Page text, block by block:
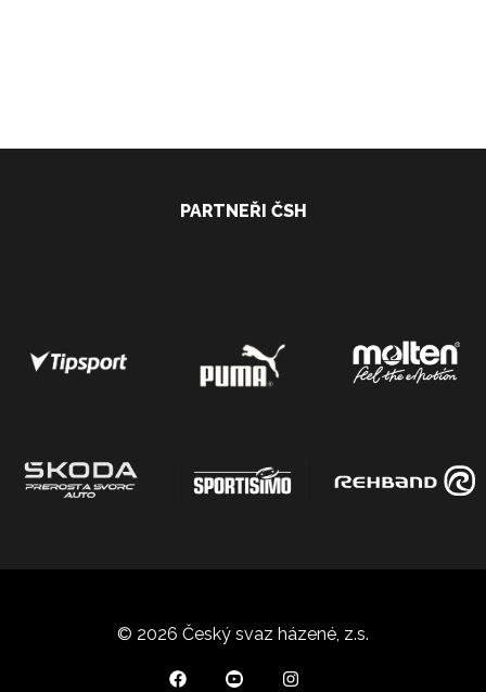
PARTNEŘI ČSH
© 2026 Český svaz házené, z.s.